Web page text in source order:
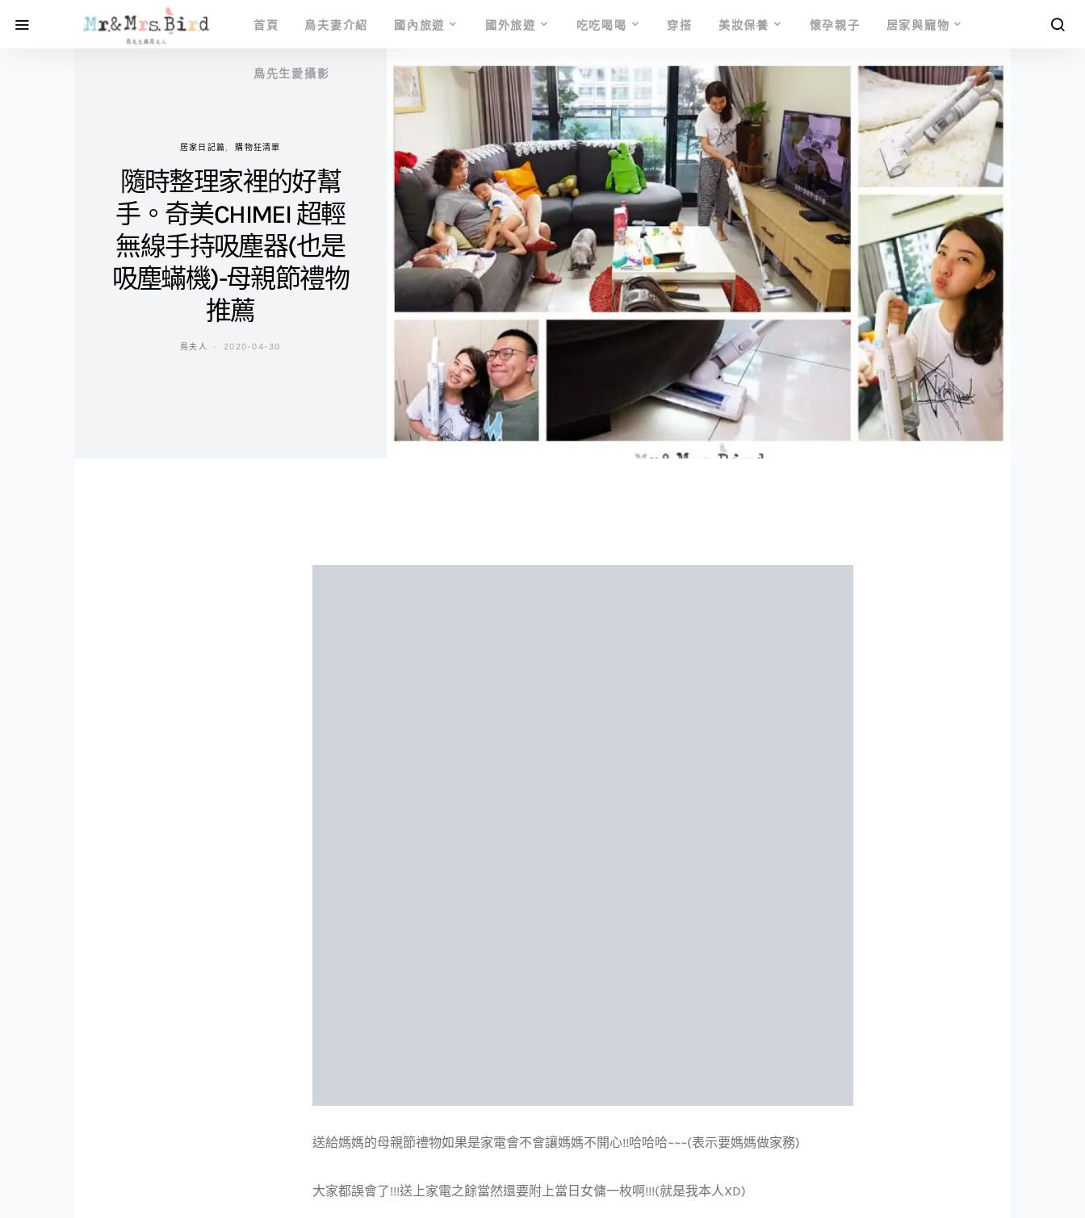
首頁 鳥夫妻介紹 國內旅遊 國外旅遊 吃吃喝喝 穿搭 美妝保養 懷孕親子 居家與寵物
鳥先生愛攝影
居家日記篇 購物狂清單
隨時整理家裡的好幫
手。奇美CHIMEI 超輕
無線手持吸塵器(也是
吸塵蟎機)-母親節禮物
推薦
鳥夫人 2020-04-30
送給媽媽的母親節禮物如果是家電會不會讓媽媽不開心!!哈哈哈~~~(表示要媽媽做家務)
大家都誤會了!!!送上家電之餘當然還要附上當日女傭一枚啊!!!(就是我本人XD)